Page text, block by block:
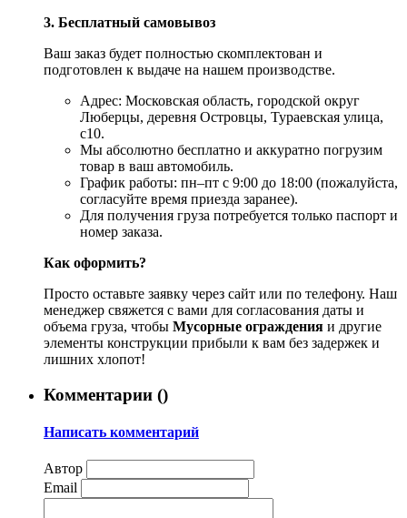
3. Бесплатный самовывоз
Ваш заказ будет полностью скомплектован и
подготовлен к выдаче на нашем производстве.
Адрес: Московская область, городской округ
Люберцы, деревня Островцы, Тураевская улица,
с10.
Мы абсолютно бесплатно и аккуратно погрузим
товар в ваш автомобиль.
График работы: пн–пт с 9:00 до 18:00 (пожалуйста,
согласуйте время приезда заранее).
Для получения груза потребуется только паспорт и
номер заказа.
Как оформить?
Просто оставьте заявку через сайт или по телефону. Наш
менеджер свяжется с вами для согласования даты и
объема груза, чтобы Мусорные ограждения и другие
элементы конструкции прибыли к вам без задержек и
лишних хлопот!
Комментарии ()
Написать комментарий
Автор
Email